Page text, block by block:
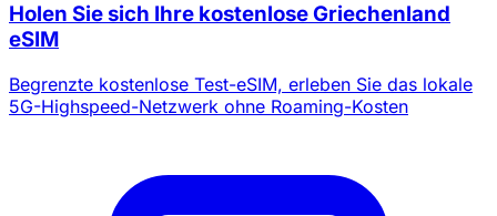
Holen Sie sich Ihre kostenlose Griechenland
eSIM
Begrenzte kostenlose Test-eSIM, erleben Sie das lokale
5G-Highspeed-Netzwerk ohne Roaming-Kosten